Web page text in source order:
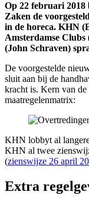
Op 22 februari 2018
Zaken de
in de horeca. KHN
Amsterdamse
(John Schraven)
De voorgestelde
sluit aan bij de
kracht is. Kern van de
maatregelenmatrix:
KHN lobbyt al
KHN al twee
(zienswijze 26 april
Extra